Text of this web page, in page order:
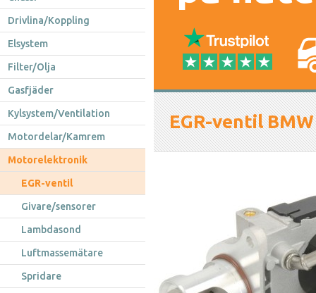
Drivlina/Koppling
Elsystem
Filter/Olja
Gasfjäder
Kylsystem/Ventilation
Motordelar/Kamrem
Motorelektronik
EGR-ventil
Givare/sensorer
Lambdasond
Luftmassemätare
Spridare
EGR-ventil BMW